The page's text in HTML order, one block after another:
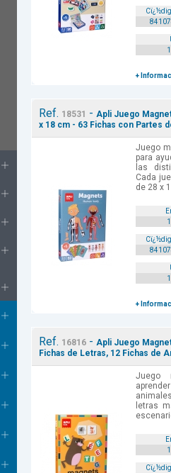
+
Ref. 18531 - Apli Juego
x 18 cm - 63 Fichas con Partes
Juego
para
las
Cada
de 28 x
+
Ref. 16816 - Apli Juego
Fichas de Letras, 12 Fichas de
Juego
letras